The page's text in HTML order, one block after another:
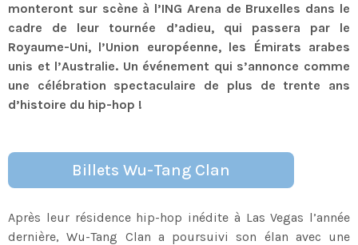
monteront sur scène à l’ING Arena de Bruxelles dans le
cadre de leur tournée d’adieu, qui passera par le
Royaume-Uni, l’Union européenne, les Émirats arabes
unis et l’Australie. Un événement qui s’annonce comme
une célébration spectaculaire de plus de trente ans
d’histoire du hip-hop !
Billets Wu-Tang Clan
Après leur résidence hip-hop inédite à Las Vegas l’année
dernière, Wu-Tang Clan a poursuivi son élan avec une